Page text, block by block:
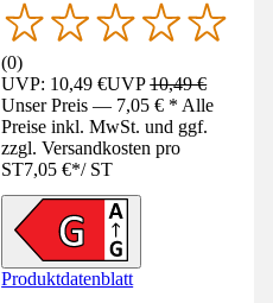
(0)
UVP: 10,49 €UVP10,49 €
Unser Preis — 7,05 € * Alle
Preise inkl. MwSt. und ggf.
zzgl. Versandkosten pro
ST7,05 €*/ ST
Produktdatenblatt